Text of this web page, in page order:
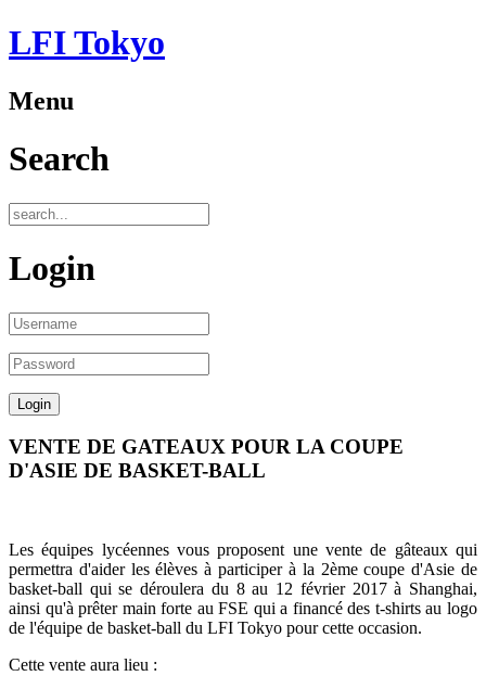
LFI Tokyo
Menu
Search
Login
VENTE DE GATEAUX POUR LA COUPE
D'ASIE DE BASKET-BALL
Les équipes lycéennes vous proposent une vente de gâteaux qui
permettra d'aider les élèves à participer à la 2ème coupe d'Asie de
basket-ball qui se déroulera du 8 au 12 février 2017 à Shanghai,
ainsi qu'à prêter main forte au FSE qui a financé des t-shirts au logo
de l'équipe de basket-ball du LFI Tokyo pour cette occasion.
Cette vente aura lieu :